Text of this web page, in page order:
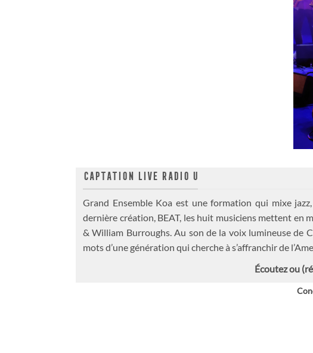
CAPTATION LIVE RADIO U
Grand Ensemble Koa est une formation qui mixe
dernière création, BEAT, les huit musiciens mettent en
& William Burroughs. Au son de la voix lumineuse de
mots d’une génération qui cherche à s’affranchir de
Écoutez ou